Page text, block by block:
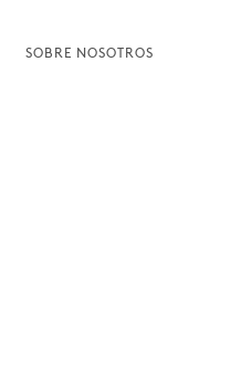
SOBRE NOSOTROS